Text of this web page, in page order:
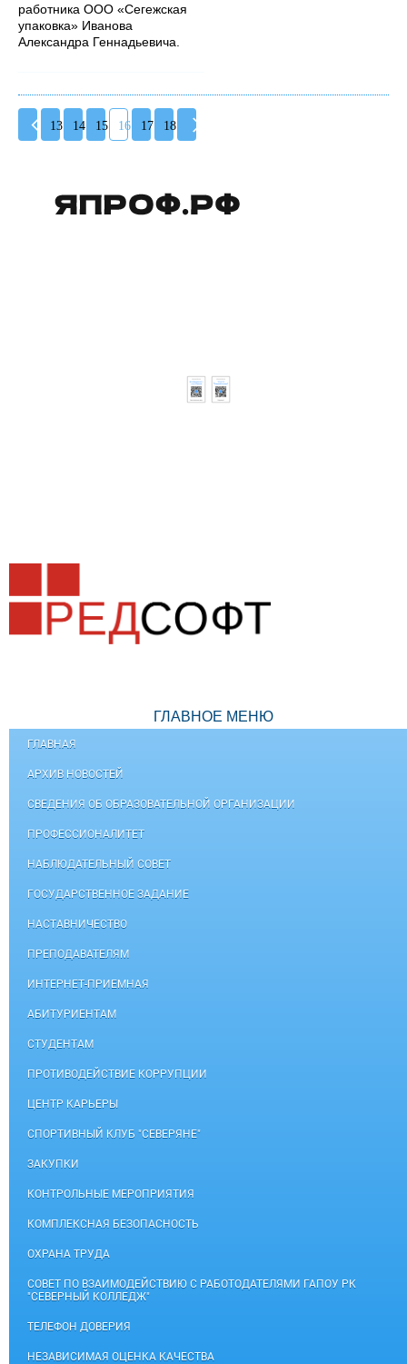
работника ООО «Сегежская
упаковка» Иванова
Александра Геннадьевича.
13 14 15 16 17 18
ГЛАВНОЕ МЕНЮ
ГЛАВНАЯ
АРХИВ НОВОСТЕЙ
СВЕДЕНИЯ ОБ ОБРАЗОВАТЕЛЬНОЙ ОРГАНИЗАЦИИ
ПРОФЕССИОНАЛИТЕТ
НАБЛЮДАТЕЛЬНЫЙ СОВЕТ
ГОСУДАРСТВЕННОЕ ЗАДАНИЕ
НАСТАВНИЧЕСТВО
ПРЕПОДАВАТЕЛЯМ
ИНТЕРНЕТ-ПРИЕМНАЯ
АБИТУРИЕНТАМ
СТУДЕНТАМ
ПРОТИВОДЕЙСТВИЕ КОРРУПЦИИ
ЦЕНТР КАРЬЕРЫ
СПОРТИВНЫЙ КЛУБ "СЕВЕРЯНЕ"
ЗАКУПКИ
КОНТРОЛЬНЫЕ МЕРОПРИЯТИЯ
КОМПЛЕКСНАЯ БЕЗОПАСНОСТЬ
ОХРАНА ТРУДА
СОВЕТ ПО ВЗАИМОДЕЙСТВИЮ С РАБОТОДАТЕЛЯМИ ГАПОУ РК
"СЕВЕРНЫЙ КОЛЛЕДЖ"
ТЕЛЕФОН ДОВЕРИЯ
НЕЗАВИСИМАЯ ОЦЕНКА КАЧЕСТВА